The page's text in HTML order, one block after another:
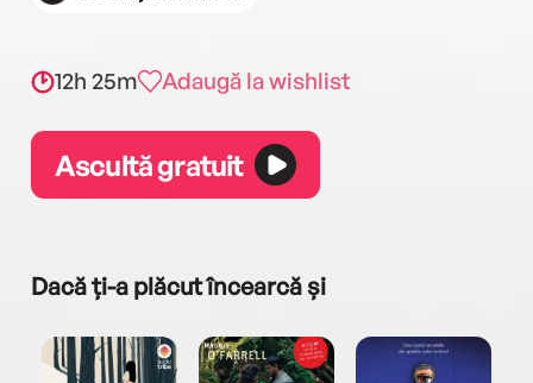
12h 25m Adaugă la wishlist
Ascultă gratuit
Dacă ți-a plăcut încearcă și